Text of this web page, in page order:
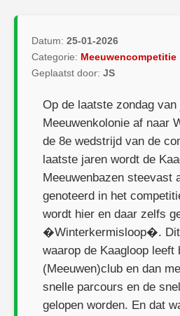
Datum: 25-01-2026
Categorie: Meeuwencompetitie
Geplaatst door: JS
Op de laatste zondag
Meeuwenkolonie af naar
de 8e wedstrijd van de
laatste jaren wordt de
Meeuwenbazen steevast
genoteerd in het
wordt hier en daar zelfs
�Winterkermisloop�. Dit
waarop de Kaagloop leeft
(Meeuwen)club en dan
snelle parcours en de
gelopen worden. En dat